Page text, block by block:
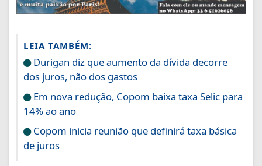
LEIA TAMBÉM:
Durigan diz que aumento da dívida decorre
dos juros, não dos gastos
Em nova redução, Copom baixa taxa Selic para
14% ao ano
Copom inicia reunião que definirá taxa básica
de juros